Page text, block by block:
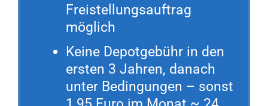
Freistellungsauftrag
möglich
Keine Depotgebühr in den
ersten 3 Jahren, danach
unter Bedingungen – sonst